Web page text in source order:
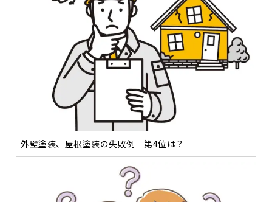
外壁塗装、屋根塗装の失敗例 第4位は？